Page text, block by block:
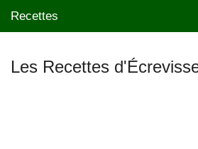
Recettes
Les Recettes